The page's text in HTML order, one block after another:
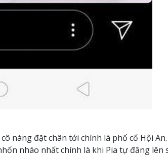
nàng đặt chân tới chính là phố cổ Hội
nháo nhất chính là khi Pia tự đăng lên